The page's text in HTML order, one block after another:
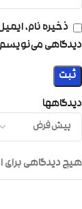
دیدگاهها
هیچ دیدگاهی
ذخیره نام،
دیدگاهی